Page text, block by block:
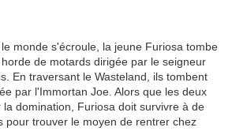
monde s'écroule, la jeune Furiosa tombe
de motards dirigée par le seigneur
En traversant le Wasteland, ils tombent
par l'Immortan Joe. Alors que les deux
domination, Furiosa doit survivre à de
pour trouver le moyen de rentrer chez